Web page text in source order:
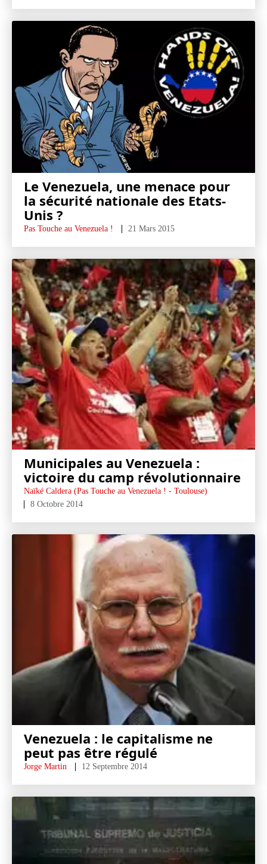
Le Venezuela, une menace pour
la sécurité nationale des Etats-
Unis ?
Pas Touche au Venezuela ! 21 Mars 2015
Municipales au Venezuela :
victoire du camp révolutionnaire
Naïké Caldera (Pas Touche au Venezuela ! - Toulouse)
8 Octobre 2014
Venezuela : le capitalisme ne
peut pas être régulé
Jorge Martin 12 Septembre 2014